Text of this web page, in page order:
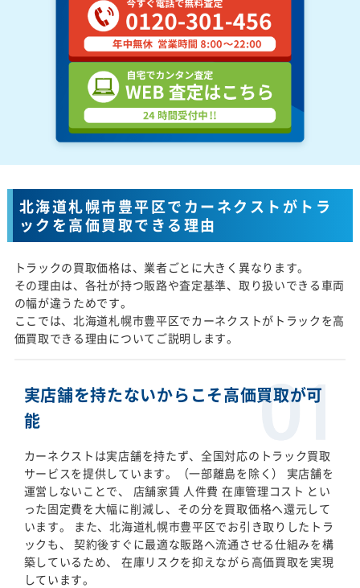
北海道札幌市豊平区でカーネクストがトラ
ックを高価買取できる理由
トラックの買取価格は、業者ごとに大きく異なります。
その理由は、各社が持つ販路や査定基準、取り扱いできる車両
の幅が違うためです。
ここでは、北海道札幌市豊平区でカーネクストがトラックを高
価買取できる理由についてご説明します。
実店舗を持たないからこそ高価買取が可
能
カーネクストは実店舗を持たず、全国対応のトラック買取
サービスを提供しています。（一部離島を除く） 実店舗を
運営しないことで、 店舗家賃 人件費 在庫管理コスト とい
った固定費を大幅に削減し、その分を買取価格へ還元して
います。 また、北海道札幌市豊平区でお引き取りしたトラ
ックも、 契約後すぐに最適な販路へ流通させる仕組みを構
築しているため、 在庫リスクを抑えながら高価買取を実現
しています。